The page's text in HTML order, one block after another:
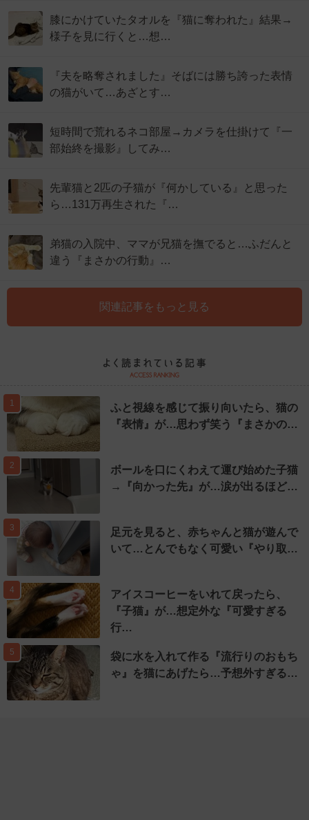
膝にかけていたタオルを『猫に奪われた』結果→
様子を見に行くと…想…
『夫を略奪されました』そばには勝ち誇った表情
の猫がいて…あざとす…
短時間で荒れるネコ部屋→カメラを仕掛けて『一
部始終を撮影』してみ…
先輩猫と2匹の子猫が『何かしている』と思った
ら…131万再生された『…
弟猫の入院中、ママが兄猫を撫でると…ふだんと
違う『まさかの行動』…
関連記事をもっと見る
1
ふと視線を感じて振り向いたら、猫の
『表情』が…思わず笑う『まさかの…
2
ボールを口にくわえて運び始めた子猫
→『向かった先』が…涙が出るほど…
3
足元を見ると、赤ちゃんと猫が遊んで
いて…とんでもなく可愛い『やり取…
4
アイスコーヒーをいれて戻ったら、
『子猫』が…想定外な『可愛すぎる
行…
5
袋に水を入れて作る『流行りのおもち
ゃ』を猫にあげたら…予想外すぎる…